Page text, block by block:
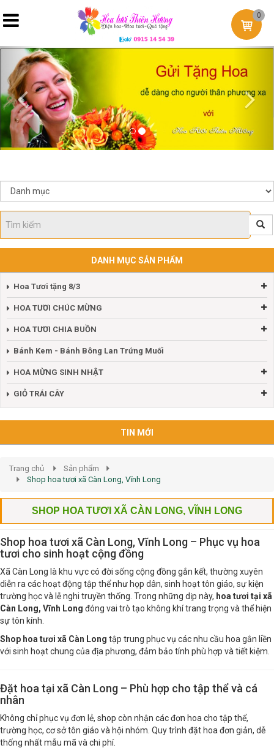
0
Previous
DANH MỤC SẢN PHẨM
Hoa Tươi tặng 8/3
Bánh Kem - Bánh Bông Lan Trứng Muối
HOA MỪNG SINH NHẬT
Trang chủ
Sản phẩm
Shop hoa tươi xã Càn Long, Vĩnh Long
SHOP HOA TƯƠI XÃ CÀN LONG, VĨNH LONG
Shop hoa tươi xã Càn Long, Vĩnh Long – Phục vụ hoa
tươi cho sinh hoạt cộng đồng
Xã Càn Long là khu vực có đời sống cộng đồng gắn kết, thường xuyên
diễn ra các hoạt động tập thể như họp dân, sinh hoạt tôn giáo, sự kiện
trường học và lễ nghi truyền thống. Trong những dịp này,
hoa tươi tại xã
Càn Long, Vĩnh Long đóng vai trò tạo không khí trang trọng và thể hiện
sự tôn kính.
Shop hoa tươi xã Càn Long tập trung phục vụ các nhu cầu hoa gắn liền
với sinh hoạt chung của địa phương, đảm bảo tính phù hợp và tiết kiệm.
Đặt hoa tại xã Càn Long – Phù hợp cho tập thể và cá
nhân
Không chỉ phục vụ đơn lẻ, shop còn nhận các đơn hoa cho tập thể,
trường học, cơ sở tôn giáo và hội nhóm. Quy trình đặt hoa đơn giản, dễ
thống nhất mẫu mã và chi phí.